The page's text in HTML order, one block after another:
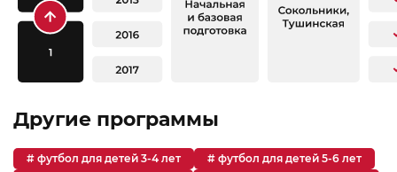
Другие программы
# футбол для детей 3-4 лет
# футбол для детей 5-6 лет